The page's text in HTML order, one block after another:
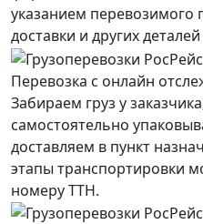
указанием перевозимого
доставки и других
Перевозка с онлайн
Забираем груз у
самостоятельно
доставляем в пункт
этапы транспортировки
номеру ТТН.